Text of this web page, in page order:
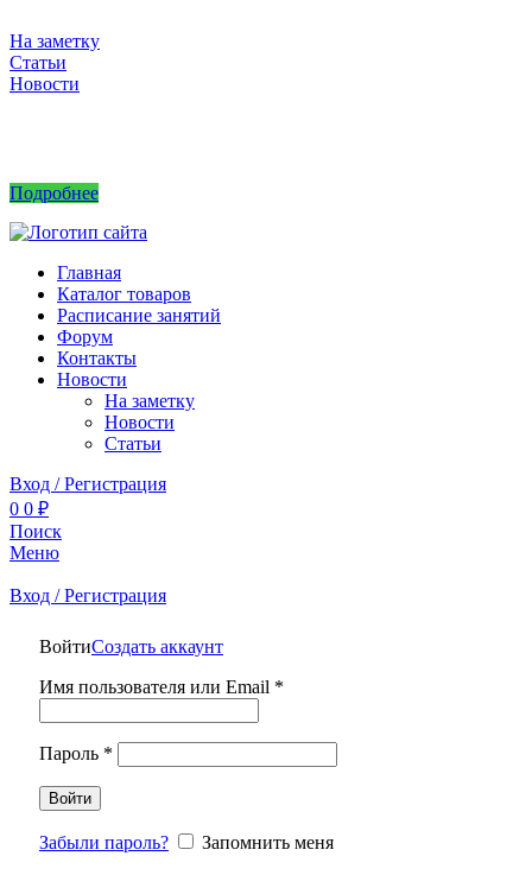
На заметку
Статьи
Новости
Подробнее
Главная
Каталог товаров
Расписание занятий
Форум
Контакты
Новости
На заметку
Новости
Статьи
Вход / Регистрация
0 0 ₽
Поиск
Меню
Вход / Регистрация
ВойтиСоздать аккаунт
Имя пользователя или Email *
Пароль *
Войти
Забыли пароль? Запомнить меня